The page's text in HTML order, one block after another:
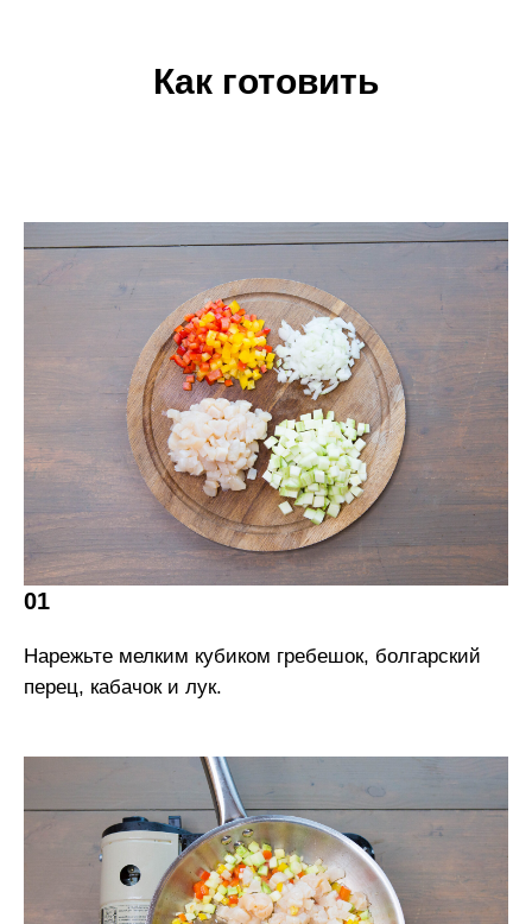
Как готовить
01
Нарежьте мелким кубиком гребешок, болгарский
перец, кабачок и лук.